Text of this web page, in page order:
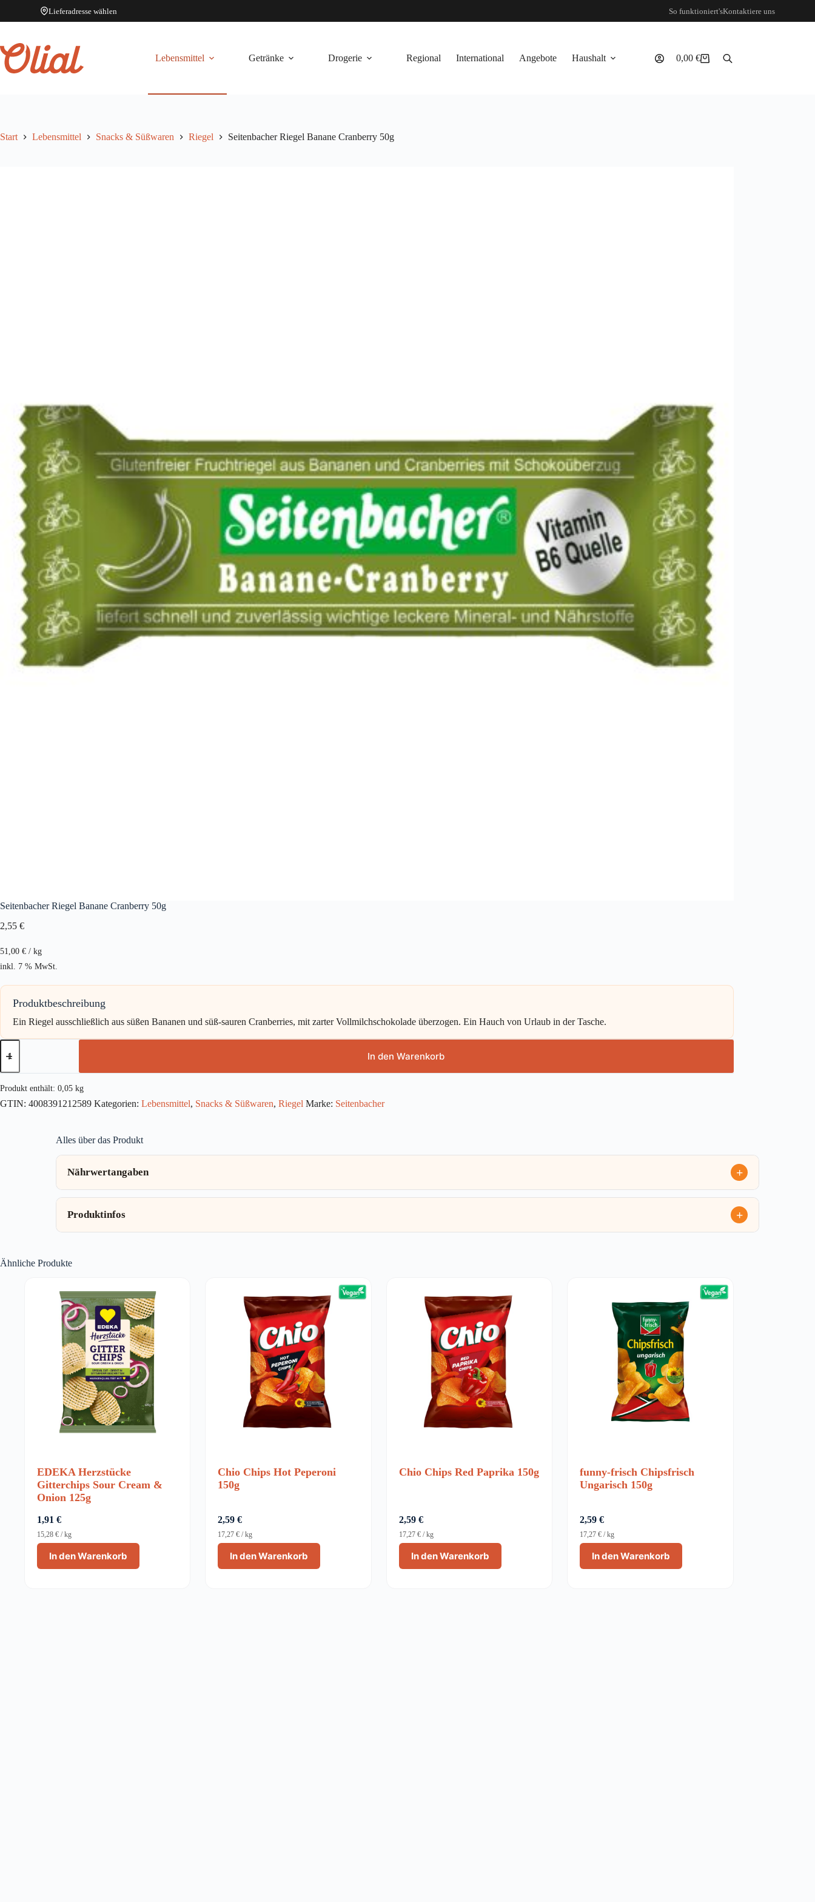
Lieferadresse wählen So funktioniert'sKontaktiere uns
springen
Lebensmittel
Getränke Drogerie Regional International Angebote Haushalt Warenkorb
0,00 €
Start Lebensmittel Snacks & Süßwaren Riegel Seitenbacher Riegel Banane Cranberry 50g
Seitenbacher Riegel Banane Cranberry 50g
2,55 €
51,00 € / kg
inkl. 7 % MwSt.
Produktbeschreibung
Ein Riegel ausschließlich aus süßen Bananen und süß-sauren Cranberries, mit zarter Vollmilchschokolade überzogen. Ein Hauch von Urlaub in der Tasche.
Seitenbacher
Riegel
Cranberry
50g
In den Warenkorb
Produkt enthält: 0,05 kg
GTIN: 4008391212589 Kategorien: Lebensmittel, Snacks & Süßwaren, Riegel Marke: Seitenbacher
Alles über das Produkt
Nährwertangaben
Produktinfos
Ähnliche Produkte
EDEKA Herzstücke
Gitterchips Sour Cream &
Onion 125g
1,91 €
In den Warenkorb
15,28 € /kg
Chio Chips Hot Peperoni
150g
2,59€
In den Warenkorb
17,27€ /kg
Chio Chips Red Paprika 150g
2,59 €
In den Warenkorb
17,27 €/kg
funny-frisch Chipsfrisch
Ungarisch 150g
2,59€
In den Warenkorb
17,27€ /kg